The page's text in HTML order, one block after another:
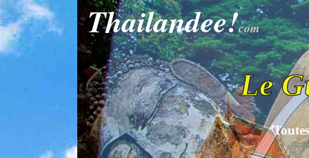
Thailandee!com
Le